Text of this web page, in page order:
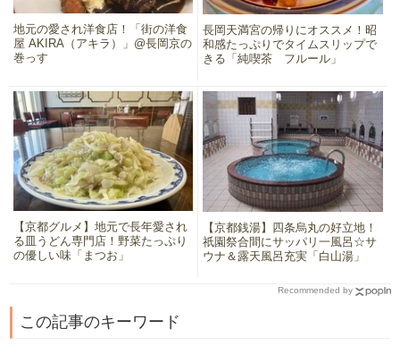
地元の愛され洋食店！「街の洋食
屋 AKIRA（アキラ）」@長岡京の
巻っす
長岡天満宮の帰りにオススメ！昭
和感たっぷりでタイムスリップで
きる「純喫茶 フルール」
【京都グルメ】地元で長年愛され
る皿うどん専門店！野菜たっぷり
の優しい味「まつお」
【京都銭湯】四条烏丸の好立地！
祇園祭合間にサッパリ一風呂☆サ
ウナ＆露天風呂充実「白山湯」
Recommended by
この記事のキーワード